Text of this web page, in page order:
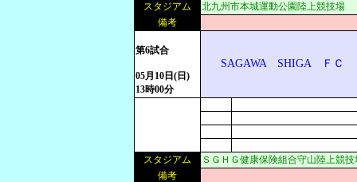
スタジアム
北九州市本城運動公園陸上競技場
備考
第6試合
05月10日(日)
13時00分
SAGAWA SHIGA ＦＣ
スタジアム
ＳＧＨＧ健康保険組合守山陸上競技
備考